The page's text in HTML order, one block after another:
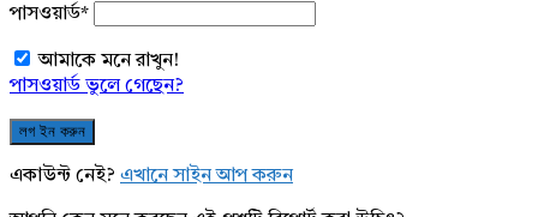
পাসওয়ার্ড*
আমাকে মনে রাখুন!
পাসওয়ার্ড ভুলে গেছেন?
একাউন্ট নেই? এখানে সাইন আপ করুন